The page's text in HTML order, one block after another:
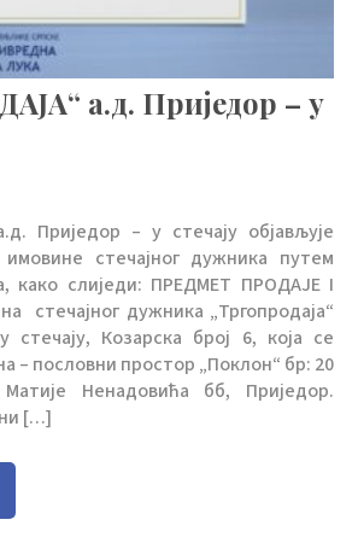
а.д. Приједор – у
Приједор – у стечају објављује
стечајног дужника путем
како слиједи: ПРЕДМЕТ ПРОДАЈЕ I
стечајног дужника „Тргопродаја“
стечају, Козарска број 6, која се
– пословни простор „Поклон“ бр: 20
Ненадовића бб, Приједор.
[…]